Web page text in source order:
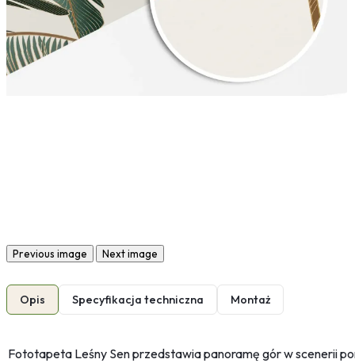
Previous image Next image
Opis Specyfikacja techniczna Montaż
Fototapeta Leśny Sen przedstawia panoramę gór w scenerii